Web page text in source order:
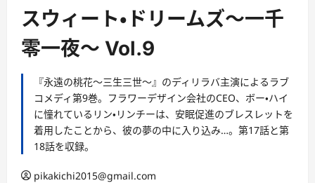
スウィート・ドリームズ〜一千
零一夜〜 Vol.9
『永遠の桃花～三生三世～』のディリラバ主演によるラブ
コメディ第9巻。フラワーデザイン会社のCEO、ボー・ハイ
に憧れているリン・リンチーは、安眠促進のブレスレットを
着用したことから、彼の夢の中に入り込み…。第17話と第
18話を収録。
pikakichi2015@gmail.com